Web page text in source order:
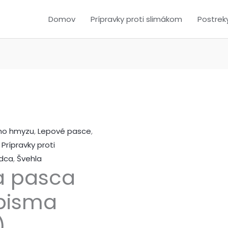
Domov Prípravky proti slimákom
hmyzu,Lepové pasce,
Prípravky proti
, Švehla
pasca